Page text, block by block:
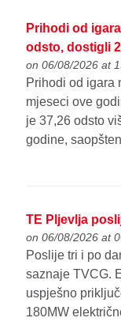
Prihodi od
odsto, dostigli
on 06/08/2026 at
Prihodi od igara
mjeseci ove
je 37,26 odsto
godine,
TE Pljevlja
on 06/08/2026 at
Poslije tri i po
saznaje TVCG.
uspješno
180MW